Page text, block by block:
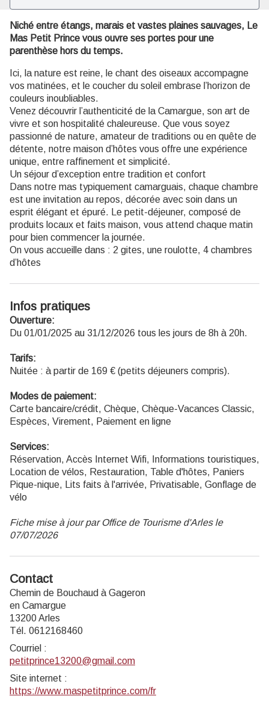
Niché entre étangs, marais et vastes plaines sauvages, Le
Mas Petit Prince vous ouvre ses portes pour une
parenthèse hors du temps.
Ici, la nature est reine, le chant des oiseaux accompagne
vos matinées, et le coucher du soleil embrase l’horizon de
couleurs inoubliables.
Venez découvrir l’authenticité de la Camargue, son art de
vivre et son hospitalité chaleureuse. Que vous soyez
passionné de nature, amateur de traditions ou en quête de
détente, notre maison d’hôtes vous offre une expérience
unique, entre raffinement et simplicité.
Un séjour d’exception entre tradition et confort
Dans notre mas typiquement camarguais, chaque chambre
est une invitation au repos, décorée avec soin dans un
esprit élégant et épuré. Le petit-déjeuner, composé de
produits locaux et faits maison, vous attend chaque matin
pour bien commencer la journée.
On vous accueille dans : 2 gites, une roulotte, 4 chambres
d’hôtes
Infos pratiques
Ouverture:
Du 01/01/2025 au 31/12/2026 tous les jours de 8h à 20h.
Tarifs:
Nuitée : à partir de 169 € (petits déjeuners compris).
Modes de paiement:
Carte bancaire/crédit, Chèque, Chèque-Vacances Classic,
Espèces, Virement, Paiement en ligne
Services:
Réservation, Accès Internet Wifi, Informations touristiques,
Location de vélos, Restauration, Table d'hôtes, Paniers
Pique-nique, Lits faits à l'arrivée, Privatisable, Gonflage de
vélo
Fiche mise à jour par Office de Tourisme d'Arles le
07/07/2026
Contact
Chemin de Bouchaud à Gageron
en Camargue
13200 Arles
Tél. 0612168460
Courriel :
petitprince13200@gmail.com
Site internet :
https://www.maspetitprince.com/fr